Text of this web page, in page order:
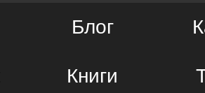
Блог
Книги